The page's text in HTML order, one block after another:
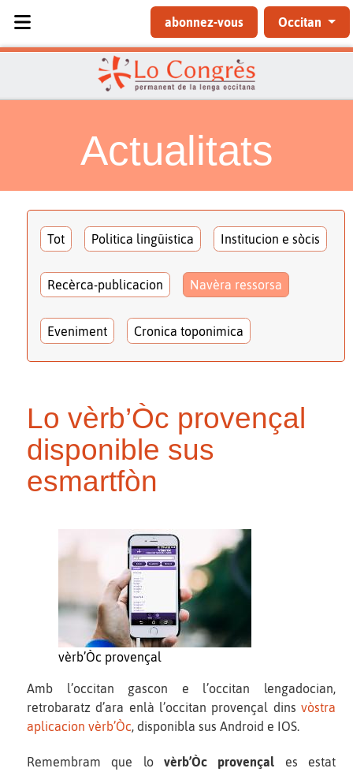
abonnez-vous Occitan
Actualitats
Tot Politica lingüistica Institucion e sòcis
Recèrca-publicacion Navèra ressorsa
Eveniment Cronica toponimica
Lo vèrb’Òc provençal
disponible sus
esmartfòn
vèrb’Òc provençal
Amb l’occitan gascon e l’occitan lengadocian,
retrobaratz d’ara enlà l’occitan provençal dins vòstra
aplicacion vèrb’Òc, disponibla sus Android e IOS.
Remembram que lo vèrb’Òc provençal es estat